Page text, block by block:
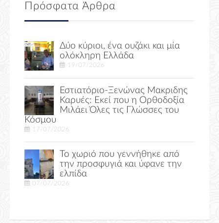
Πρόσφατα Άρθρα
Δύο κύριοι, ένα ουζάκι και μία
ολόκληρη Ελλάδα
19/07/2026
Εστιατόριο-Ξενώνας Μακριδης
Καρυές: Εκεί που η Ορθοδοξία
Μιλάει Όλες τις Γλώσσες του
Κόσμου
17/07/2026
Το χωριό που γεννήθηκε από
την προσφυγιά και ύφανε την
ελπίδα
07/07/2026